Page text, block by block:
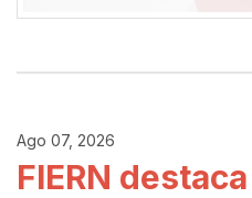
Ago 07, 2026
FIERN